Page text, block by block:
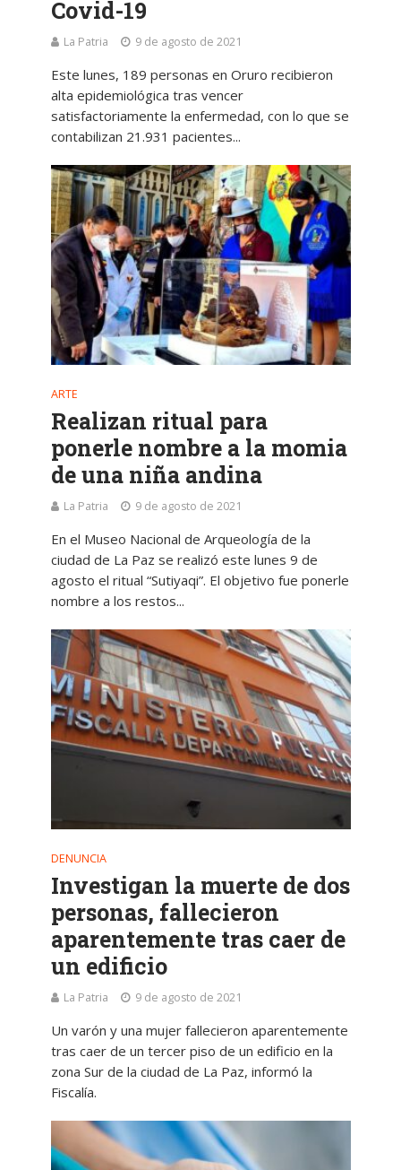
Covid-19
La Patria 9 de agosto de 2021
Este lunes, 189 personas en Oruro recibieron
alta epidemiológica tras vencer
satisfactoriamente la enfermedad, con lo que se
contabilizan 21.931 pacientes...
ARTE
Realizan ritual para
ponerle nombre a la momia
de una niña andina
La Patria 9 de agosto de 2021
En el Museo Nacional de Arqueología de la
ciudad de La Paz se realizó este lunes 9 de
agosto el ritual “Sutiyaqi”. El objetivo fue ponerle
nombre a los restos...
DENUNCIA
Investigan la muerte de dos
personas, fallecieron
aparentemente tras caer de
un edificio
La Patria 9 de agosto de 2021
Un varón y una mujer fallecieron aparentemente
tras caer de un tercer piso de un edificio en la
zona Sur de la ciudad de La Paz, informó la
Fiscalía.